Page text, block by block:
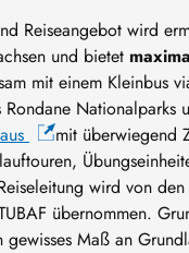
Reiseangebot wird
und bietet
mit einem Kleinbus
mit überwiegend
wird von
übernommen.
Maß an